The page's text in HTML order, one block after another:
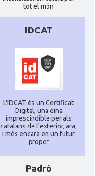
tot el món
IDCAT
L'IDCAT és un Certificat
Digital, una eina
imprescindible per als
catalans de l'exterior, ara,
i més encara en un futur
proper
Padró